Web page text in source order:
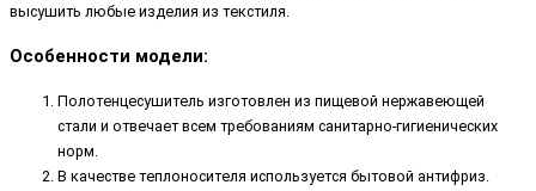
высушить любые изделия из текстиля.
Особенности модели:
Полотенцесушитель изготовлен из пищевой нержавеющей
стали и отвечает всем требованиям санитарно-гигиенических
норм.
В качестве теплоносителя используется бытовой антифриз.